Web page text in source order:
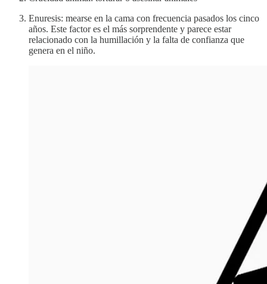
Enuresis: mearse en la cama con frecuencia pasados los cinco
años. Este factor es el más sorprendente y parece estar
relacionado con la humillación y la falta de confianza que
genera en el niño.